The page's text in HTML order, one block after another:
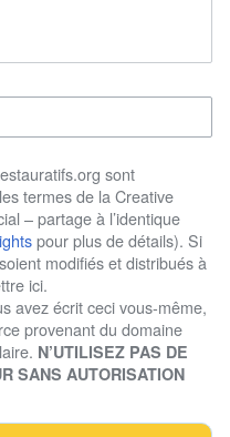
sont
termes de la Creative
– partage à l’identique
pour plus de détails). Si
modifiés et distribués à
ici.
avez écrit ceci vous-même,
provenant du domaine
N’UTILISEZ PAS DE
SANS AUTORISATION